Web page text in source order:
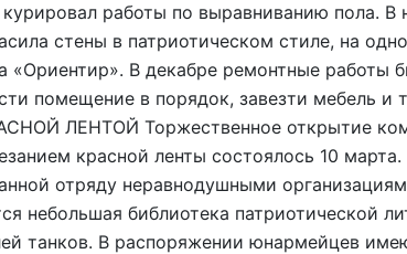
работы по выравниванию пола. В
стены в патриотическом стиле, на
«Ориентир». В декабре ремонтные работы
помещение в порядок, завезти мебель и
ЛЕНТОЙ Торжественное открытие
красной ленты состоялось 10
отряду неравнодушными
небольшая библиотека патриотической
танков. В распоряжении юнармейцев